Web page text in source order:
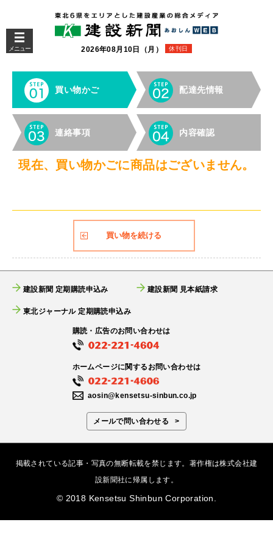
メニュー 2026年08月10日（月） 休刊日
買い物かご 配達先情報
連絡事項 内容確認
現在、買い物かごに商品はございません。
建設新聞 定期購読申込み 建設新聞 見本紙請求
東北ジャーナル 定期購読申込み
購読・広告のお問い合わせは
ホームページに関するお問い合わせは
aosin@kensetsu-sinbun.co.jp
メールで問い合わせる
掲載されている記事・写真の無断転載を禁じます。著作権は株式会社建
設新聞社に帰属します。
© 2018 Kensetsu Shinbun Corporation.